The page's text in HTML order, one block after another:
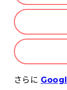
さらに